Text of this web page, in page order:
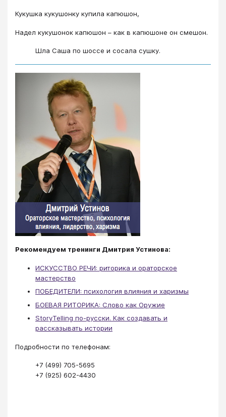
Кукушка кукушонку купила капюшон,
Надел кукушонок капюшон – как в капюшоне он смешон.
Шла Саша по шоссе и сосала сушку.
Рекомендуем тренинги Дмитрия Устинова:
ИСКУССТВО РЕЧИ: риторика и ораторское
мастерство
ПОБЕДИТЕЛИ: психология влияния и харизмы
БОЕВАЯ РИТОРИКА: Слово как Оружие
StoryTelling по-русски. Как создавать и
рассказывать истории
Подробности по телефонам:
+7 (499) 705-5695
+7 (925) 602-4430